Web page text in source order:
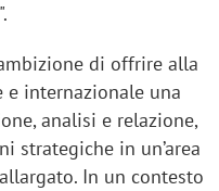
di offrire alla
e internazionale una
analisi e relazione,
strategiche in un’area
In un contesto